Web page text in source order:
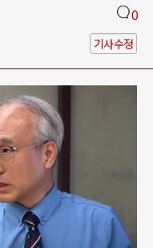
0
기사수정